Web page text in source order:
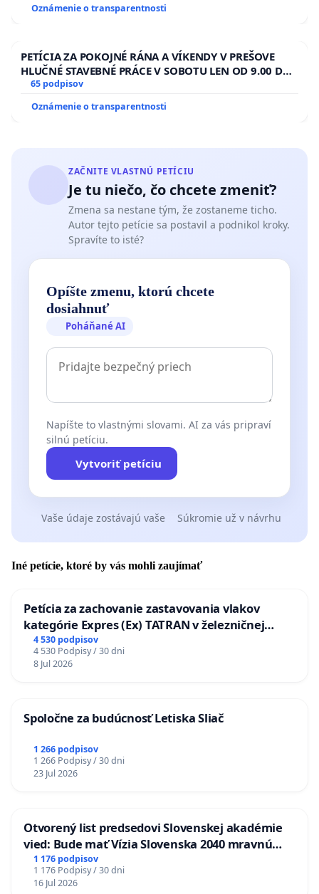
Oznámenie o transparentnosti
PETÍCIA ZA POKOJNÉ RÁNA A VÍKENDY V PREŠOVE
HLUČNÉ STAVEBNÉ PRÁCE V SOBOTU LEN OD 9.00 DO
13.00 HOD., CEZ PRACOVNÝ TÝŽDEŇ CIEĽ 8.00 – 18.00
ĎUMBIERSKEJ/MAGU
65 podpisov
Oznámenie o transparentnosti
ZAČNITE VLASTNÚ PETÍCIU
Je tu niečo, čo chcete zmeniť?
Zmena sa nestane tým, že zostaneme ticho.
Autor tejto petície sa postavil a podnikol kroky.
Spravíte to isté?
Opíšte zmenu, ktorú chcete
dosiahnuť
Poháňané AI
Napíšte to vlastnými slovami. AI za vás pripraví
silnú petíciu.
Vytvoriť petíciu
Vaše údaje zostávajú vaše Súkromie už v návrhu
Iné petície, ktoré by vás mohli zaujímať
Petícia za zachovanie zastavovania vlakov
kategórie Expres (Ex) TATRAN v železničnej
stanici Púchov
4 530 podpisov
4 530 Podpisy / 30 dni
8 Jul 2026
Spoločne za budúcnosť Letiska Sliač
1 266 podpisov
1 266 Podpisy / 30 dni
23 Jul 2026
Otvorený list predsedovi Slovenskej akadémie
vied: Bude mať Vízia Slovenska 2040 mravnú
chrbticu?
1 176 podpisov
1 176 Podpisy / 30 dni
16 Jul 2026